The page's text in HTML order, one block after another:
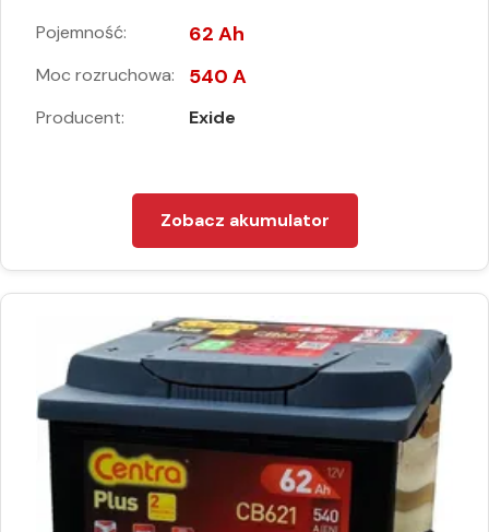
Pojemność: 62 Ah
Moc rozruchowa: 540 A
Producent: Exide
Zobacz akumulator